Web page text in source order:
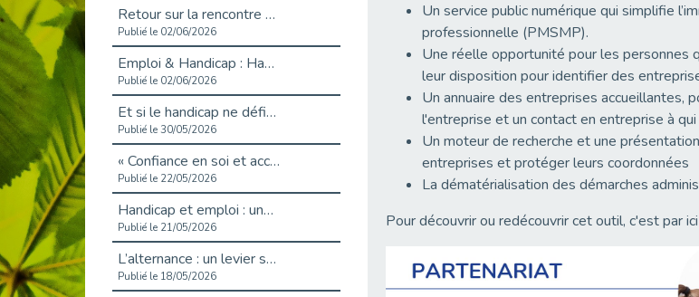
Retour sur la rencontre entre Cap Emploi 92 et Thales (Campus Meudon)
Publié le 02/06/2026
Emploi & Handicap : Hachette Livre et Cap emploi 92 renforcent leur collaboration
Publié le 02/06/2026
Et si le handicap ne définissait plus la carrière ?
Publié le 30/05/2026
« Confiance en soi et acceptation du handicap » : un levier puissant vers l’emploi
Publié le 22/05/2026
Handicap et emploi : une matinée pour briser les tabous
Publié le 21/05/2026
L’alternance : un levier stratégique pour recruter et inclure durablement
Publié le 18/05/2026
Un service public numérique qui simplifie
professionnelle (PMSMP).
Une réelle opportunité pour les personnes
leur disposition pour identifier des
Un annuaire des entreprises accueillantes,
l'entreprise et un contact en entreprise à qui
Un moteur de recherche et une
entreprises et protéger leurs coordonnées
La dématérialisation des démarches
Pour découvrir ou redécouvrir cet outil, c'est par ici